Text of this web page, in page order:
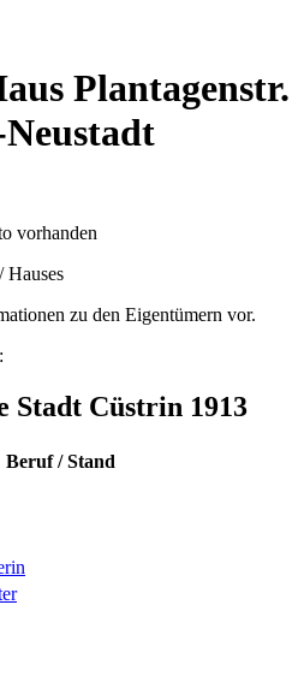
Plantagenstr.
Hauses
zu den Eigentümern vor.
Stadt Cüstrin 1913
Beruf / Stand